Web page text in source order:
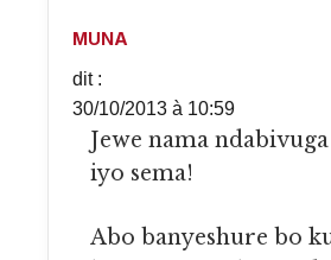
MUNA
dit :
30/10/2013 à 10:59
Jewe nama ndabivuga ngo tera
iyo sema!
Abo banyeshure bo kuri